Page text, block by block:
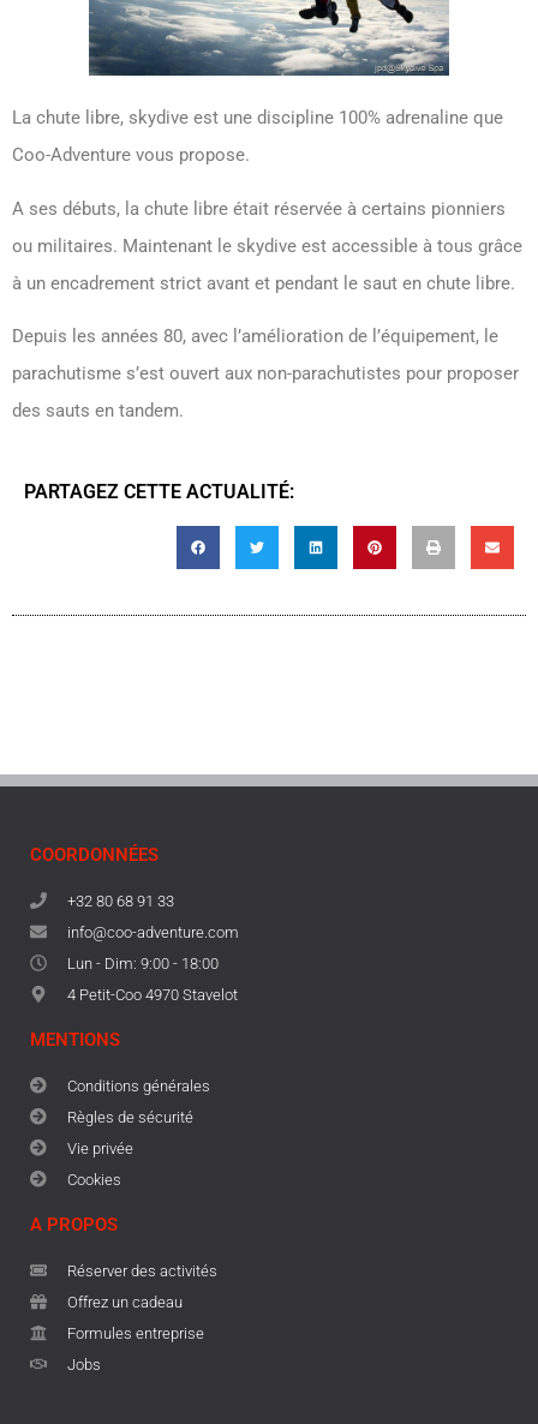
La chute libre, skydive est une discipline 100% adrenaline que
Coo-Adventure vous propose.
A ses débuts, la chute libre était réservée à certains pionniers
ou militaires. Maintenant le skydive est accessible à tous grâce
à un encadrement strict avant et pendant le saut en chute libre.
Depuis les années 80, avec l’amélioration de l’équipement, le
parachutisme s’est ouvert aux non-parachutistes pour proposer
des sauts en tandem.
PARTAGEZ CETTE ACTUALITÉ:
COORDONNÉES
+32 80 68 91 33
info@coo-adventure.com
Lun - Dim: 9:00 - 18:00
4 Petit-Coo 4970 Stavelot
MENTIONS
Conditions générales
Règles de sécurité
Vie privée
Cookies
A PROPOS
Réserver des activités
Offrez un cadeau
Formules entreprise
Jobs